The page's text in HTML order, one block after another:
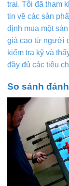
trai. Tôi đã tham
tin về các sản
định mua một
giá cao từ người
kiểm tra kỹ và
đầy đủ các tiêu
So sánh